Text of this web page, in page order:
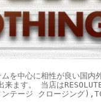
を中心に相性が良い国
来ます。 当店は
テージ クロージング